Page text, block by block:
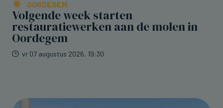
OORDEGEM
Volgende week starten
restauratiewerken aan de molen in
Oordegem
vr 07 augustus 2026, 19:30